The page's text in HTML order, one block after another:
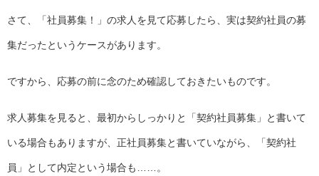
さて、「社員募集！」の求人を見て応募したら、実は契約社員の募
集だったというケースがあります。
ですから、応募の前に念のため確認しておきたいものです。
求人募集を見ると、最初からしっかりと「契約社員募集」と書いて
いる場合もありますが、正社員募集と書いていながら、「契約社
員」として内定という場合も……。